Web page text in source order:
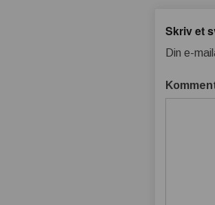
Skriv et
Din e-